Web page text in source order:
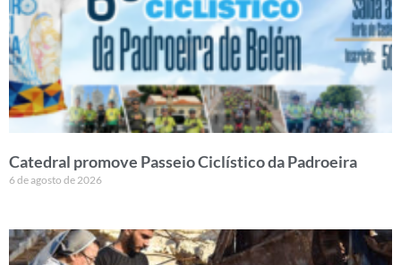
Catedral promove Passeio Ciclístico da Padroeira
6 de agosto de 2026